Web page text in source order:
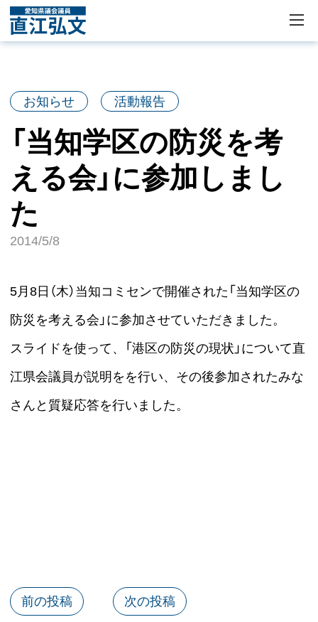
お知らせ 活動報告
「当知学区の防災を考
える会」に参加しまし
た
2014/5/8
5月8日（木）当知コミセンで開催された「当知学区の
防災を考える会」に参加させていただきました。
スライドを使って、「港区の防災の現状」について直
江県会議員が説明をを行い、その後参加されたみな
さんと質疑応答を行いました。
前の投稿 次の投稿